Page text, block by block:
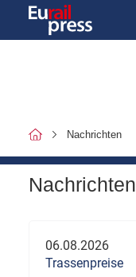
Nachrichten
Nachrichten
06.08.2026
Trassenpreise